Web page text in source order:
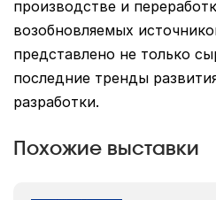
производстве и
возобновляемых
представлено не только
последние тренды
разработки.
Похожие выставки